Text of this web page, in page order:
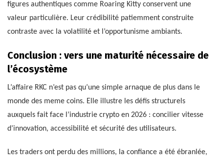
figures authentiques comme Roaring Kitty conservent une
valeur particulière. Leur crédibilité patiemment construite
contraste avec la volatilité et l’opportunisme ambiants.
Conclusion : vers une maturité nécessaire de
l’écosystème
L’affaire RKC n’est pas qu’une simple arnaque de plus dans le
monde des meme coins. Elle illustre les défis structurels
auxquels fait face l’industrie crypto en 2026 : concilier vitesse
d’innovation, accessibilité et sécurité des utilisateurs.
Les traders ont perdu des millions, la confiance a été ébranlée,